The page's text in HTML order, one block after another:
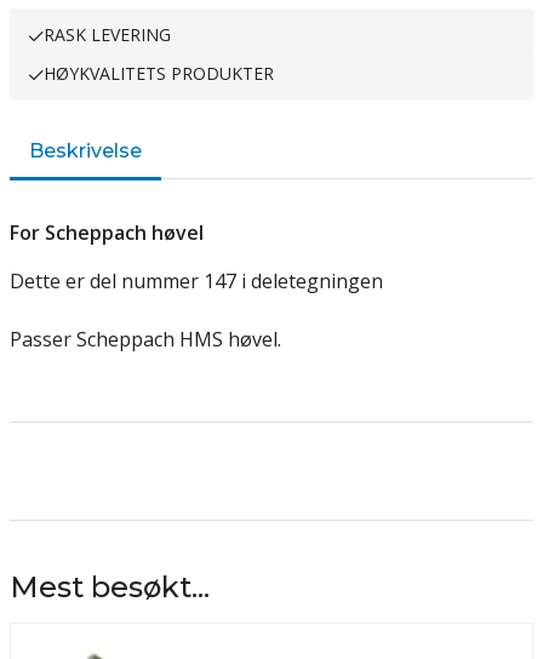
RASK LEVERING
HØYKVALITETS PRODUKTER
Beskrivelse
For Scheppach høvel
Dette er del nummer 147 i deletegningen
Passer Scheppach HMS høvel.
Mest besøkt...